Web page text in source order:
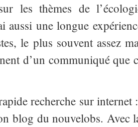
les thèmes de
aussi une longue
le plus souvent assez
d’un communiqué que
recherche sur
blog du nouvelobs. Avec